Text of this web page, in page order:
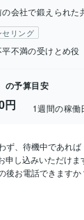
会社で鍛えられた
リング
不満の受けとめ役
の予算目安
円 1週間の稼働
ず、待機中であれば
し込みいただけま
後お電話できます